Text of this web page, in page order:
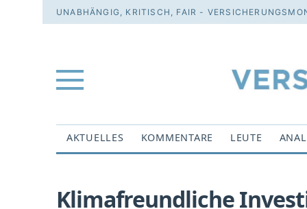
UNABHÄNGIG, KRITISCH, FAIR -
AKTUELLES KOMMENTARE LEUTE
Klimafreundliche